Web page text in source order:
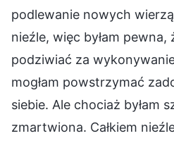
podlewanie nowych
nieźle, więc byłam pewna,
podziwiać za
mogłam powstrzymać
siebie. Ale chociaż byłam
zmartwiona. Całkiem